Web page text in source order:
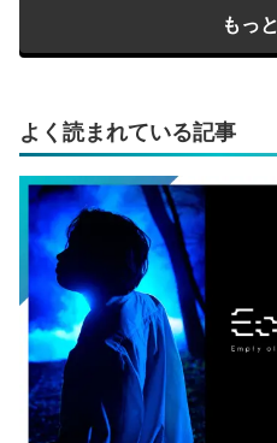
もっ
よく読まれている記事